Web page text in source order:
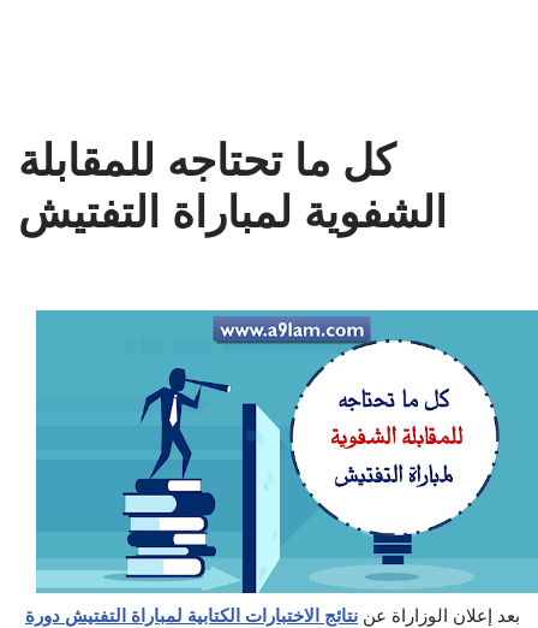
كل ما تحتاجه للمقابلة
الشفوية لمباراة التفتيش
بعد إعلان الوزاراة عن نتائج الاختبارات الكتابية لمباراة التفتيش دورة